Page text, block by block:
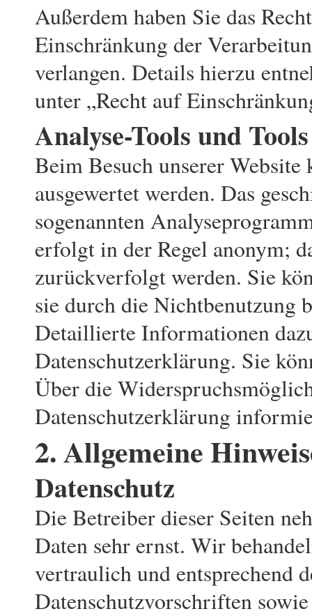
Außerdem haben Sie das
Einschränkung der
verlangen. Details hierzu
unter „Recht auf
Analyse-Tools und
Beim Besuch unserer
ausgewertet werden. Das
sogenannten
erfolgt in der Regel anonym;
zurückverfolgt werden. Sie
sie durch die Nichtbenutzung
Detaillierte Informationen
Datenschutzerklärung. Sie
Über die
Datenschutzerklärung
2. Allgemeine
Datenschutz
Die Betreiber dieser Seiten
Daten sehr ernst. Wir
vertraulich und entsprechend
Datenschutzvorschriften